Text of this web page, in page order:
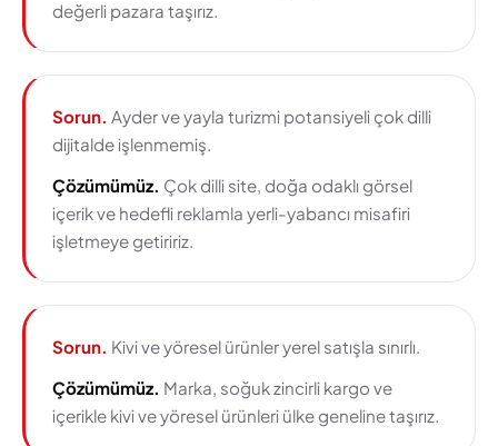
değerli pazara taşırız.
Sorun. Ayder ve yayla turizmi potansiyeli çok dilli
dijitalde işlenmemiş.
Çözümümüz. Çok dilli site, doğa odaklı görsel
içerik ve hedefli reklamla yerli-yabancı misafiri
işletmeye getiririz.
Sorun. Kivi ve yöresel ürünler yerel satışla sınırlı.
Çözümümüz. Marka, soğuk zincirli kargo ve
içerikle kivi ve yöresel ürünleri ülke geneline taşırız.